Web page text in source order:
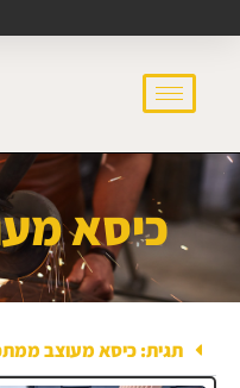
כיסא
תגית: כיסא מעוצב